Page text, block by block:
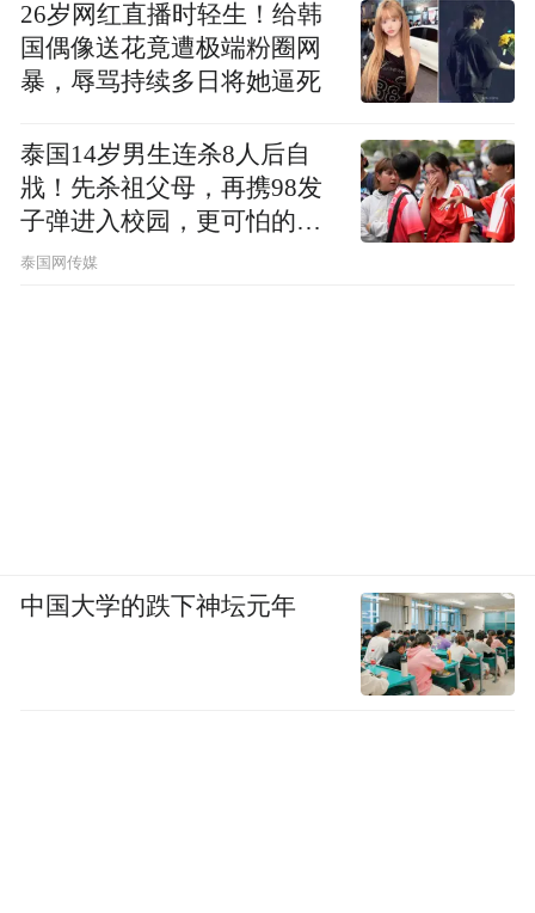
26岁网红直播时轻生！给韩
国偶像送花竟遭极端粉圈网
暴，辱骂持续多日将她逼死
泰国14岁男生连杀8人后自
戕！先杀祖父母，再携98发
子弹进入校园，更可怕的细
节公布了
泰国网传媒
中国大学的跌下神坛元年